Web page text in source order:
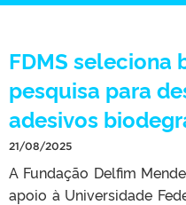
TELEFONES
FDMS seleciona
pesquisa para
adesivos
21/08/2025
A Fundação Delfim
apoio à Universidade